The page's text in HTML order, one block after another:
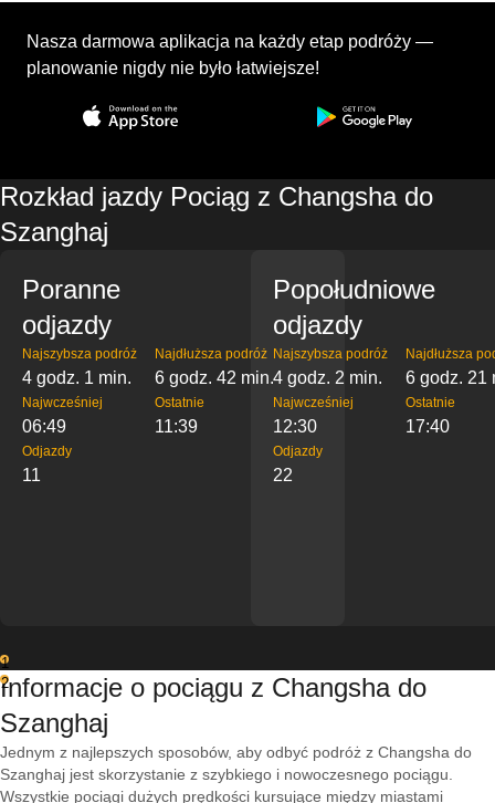
Nasza darmowa aplikacja na każdy etap podróży —
planowanie nigdy nie było łatwiejsze!
Rozkład jazdy Pociąg z Changsha do
Szanghaj
Poranne
odjazdy
Najszybsza podróż
4 godz. 1 min.
Najdłuższa podróż
6 godz. 42 min.
Najwcześniej
06:49
Ostatnie
11:39
Odjazdy
11
Popołudniowe
odjazdy
Najszybsza podróż
4 godz. 2 min.
Najdłuższa
6 godz. 21
Najwcześniej
12:30
Ostatnie
17:40
Odjazdy
22
1
2
Informacje o pociągu z Changsha do
Szanghaj
Jednym z najlepszych sposobów, aby odbyć podróż z Changsha do
Szanghaj jest skorzystanie z szybkiego i nowoczesnego pociągu.
Wszystkie pociągi dużych prędkości kursujące między miastami